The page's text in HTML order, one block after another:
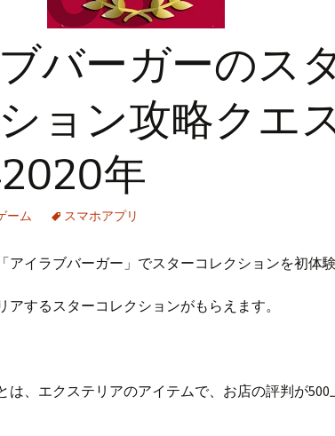
バーガーのス
ョン攻略クエ
年
ーム スマホアプリ
アイラブバーガー」でスターコレクションを初体験
アするスターコレクションがもらえます。
は、エクステリアのアイテムで、お店の評判が500